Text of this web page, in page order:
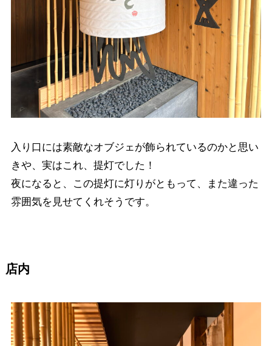
入り口には素敵なオブジェが飾られているのかと思い
きや、実はこれ、提灯でした！
夜になると、この提灯に灯りがともって、また違った
雰囲気を見せてくれそうです。
店内